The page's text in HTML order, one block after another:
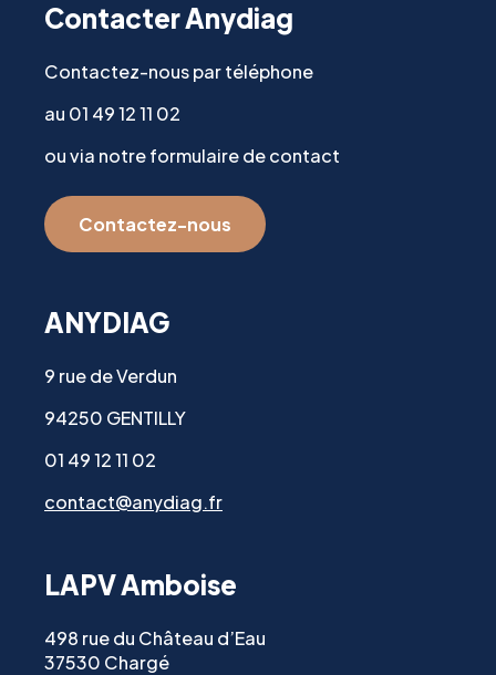
Contacter Anydiag
Contactez-nous par téléphone
au 01 49 12 11 02
ou via notre formulaire de contact
Contactez-nous
ANYDIAG
9 rue de Verdun
94250 GENTILLY
01 49 12 11 02
contact@anydiag.fr
LAPV Amboise
498 rue du Château d’Eau
37530 Chargé